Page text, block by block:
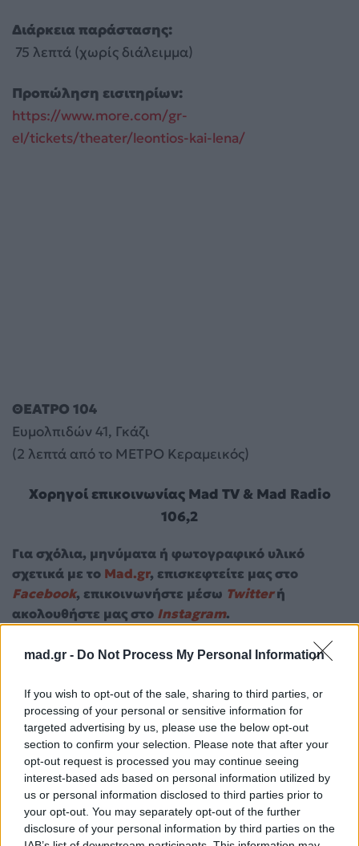
mad.gr - Do Not Process My Personal Information
If you wish to opt-out of the sale, sharing to third parties, or
processing of your personal or sensitive information for
targeted advertising by us, please use the below opt-out
section to confirm your selection. Please note that after your
opt-out request is processed you may continue seeing
interest-based ads based on personal information utilized by
us or personal information disclosed to third parties prior to
your opt-out. You may separately opt-out of the further
disclosure of your personal information by third parties on the
Διάρκεια παράστασης:
75 λεπτά (χωρίς διάλειμμα)
Προπώληση εισιτηρίων:
https://www.more.com/gr-
el/tickets/theater/leontios-kai-lena/
ΘΕΑΤΡΟ 104
Ευμολπιδών 41, Γκάζι
(2 λεπτά από το ΜΕΤΡΟ Κεραμεικός)
Χορηγοί επικοινωνίας Mad TV & Mad Radio
106,2
Για σχόλια, μηνύματα ή φωτογραφικό υλικό
σχετικά με το Mad.gr, επισκεφτείτε μας στο
Facebook, επικοινωνήστε μέσω Twitterή
ακολουθήστε μας στο Instagram.
ΘΕΑΤΡΟ Θέατρο 104 πολιτισμός
Ακολουθήστε το
Mad.gr στο Google
News
Ακολουθήστε το
Mad.gr στο MSN